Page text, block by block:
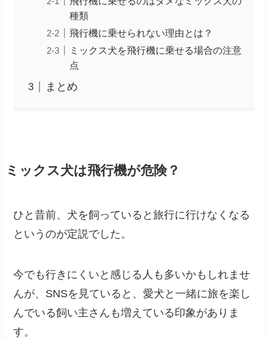
種類
飛行機に乗せられない理由とは？
ミックス犬を飛行機に乗せる場合の注意
点
まとめ
ミックス犬は飛行機が危険？
ひと昔前、犬を飼っていると旅行に行けなくなる
というのが定説でした。
今でも行きにくいと感じる人も多いかもしれませ
んが、SNSを見ていると、愛犬と一緒に旅を楽し
んでいる飼い主さんも増えている印象がありま
す。